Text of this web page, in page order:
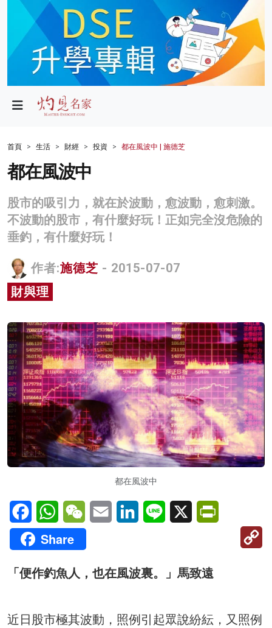
政局
財經
生活
商業
科技
影片
名家榜
關於我們
首頁 生活 財經 投資 都在風波中 | 施德芝
都在風波中
股市的吸引力，就在於波動，愈波動，愈刺激。
不波動的股市，有什麼好玩！正如完全沒危險的
垂釣，有什麼好玩！
作者:施德芝 - 2015-07-07
財與理
都在風波中
FacebookWhatsAppWeChatEmail LinkedInLine X
Share
「便作釣魚人，也在風波裏。」馬致遠
近日股市極其波動，照例引起眾說紛紜，又照例